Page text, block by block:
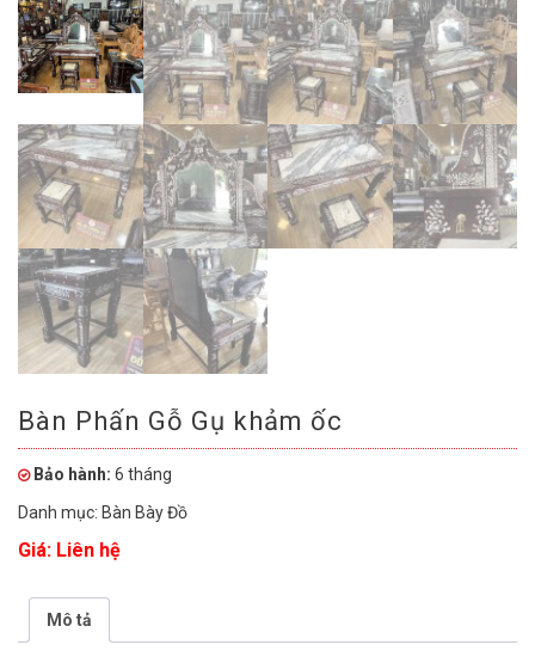
Bàn Phấn Gỗ Gụ khảm ốc
Bảo hành: 6 tháng
Danh mục: Bàn Bày Đồ
Giá: Liên hệ
Mô tả